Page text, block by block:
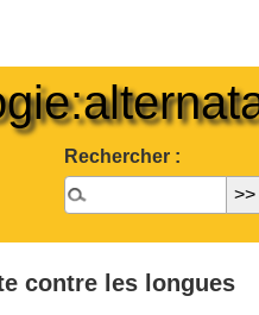
Rechercher :
contre les longues